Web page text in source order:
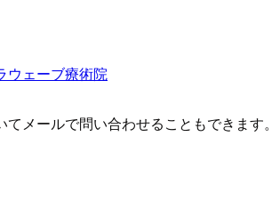
ウェーブ療術院
メールで問い合わせることもできます。